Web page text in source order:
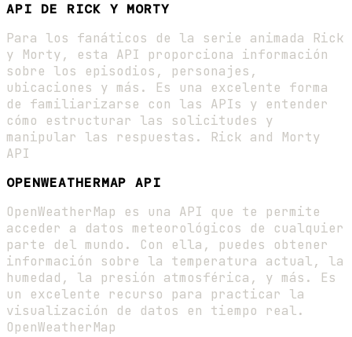
API DE RICK Y MORTY
Para los fanáticos de la serie animada Rick
y Morty, esta API proporciona información
sobre los episodios, personajes,
ubicaciones y más. Es una excelente forma
de familiarizarse con las APIs y entender
cómo estructurar las solicitudes y
manipular las respuestas. Rick and Morty
API
OPENWEATHERMAP API
OpenWeatherMap es una API que te permite
acceder a datos meteorológicos de cualquier
parte del mundo. Con ella, puedes obtener
información sobre la temperatura actual, la
humedad, la presión atmosférica, y más. Es
un excelente recurso para practicar la
visualización de datos en tiempo real.
OpenWeatherMap